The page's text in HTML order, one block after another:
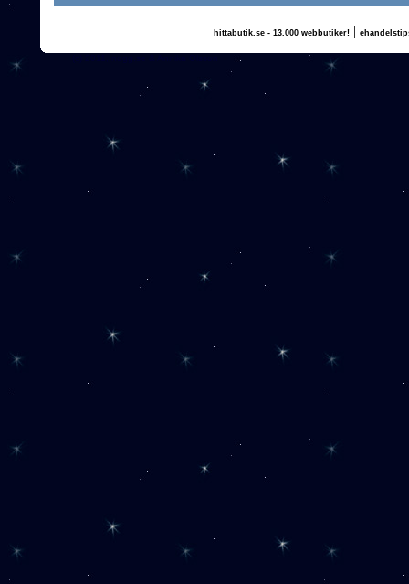
hittabutik.se - 13.000 webbutiker!|
(c) 2011, nogg.se & Annika Olsson